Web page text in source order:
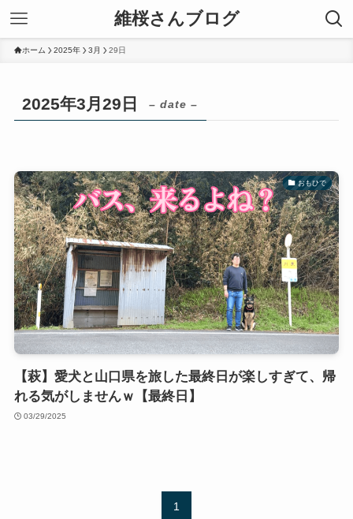
維桜さんブログ
ホーム 2025年 3月 29日
2025年3月29日 – date –
おもひで
【萩】愛犬と山口県を旅した最終日が楽しすぎて、帰
れる気がしませんｗ【最終日】
03/29/2025
1